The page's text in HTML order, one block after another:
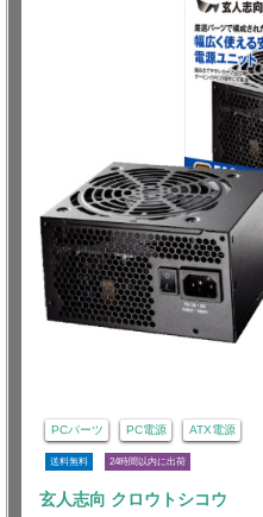
PCパーツ PC電源 ATX電源
送料無料 24時間以内に出荷
玄人志向 クロウトシコウ